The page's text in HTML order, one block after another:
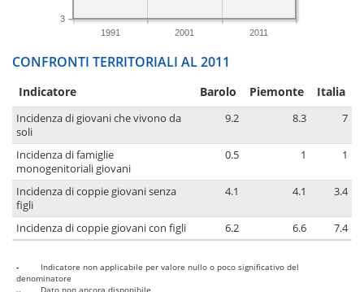
1991 2001 2011
3
CONFRONTI TERRITORIALI AL 2011
Indicatore Barolo Piemonte Italia
Incidenza di giovani che vivono da
soli
9.2 8.3 7
Incidenza di famiglie
monogenitoriali giovani
0.5 1 1
Incidenza di coppie giovani senza
figli
4.1 4.1 3.4
Incidenza di coppie giovani con figli 6.2 6.6 7.4
-
Indicatore non applicabile per valore nullo o poco significativo del
denominatore